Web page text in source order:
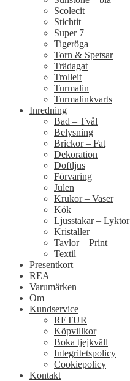
Scolecit
Stichtit
Super 7
Tigeröga
Torn & Spetsar
Trädagat
Trolleit
Turmalin
Turmalinkvarts
Inredning
Bad – Tvål
Belysning
Brickor – Fat
Dekoration
Doftljus
Förvaring
Julen
Krukor – Vaser
Kök
Ljusstakar – Lyktor
Kristaller
Tavlor – Print
Textil
Presentkort
REA
Varumärken
Om
Kundservice
RETUR
Köpvillkor
Boka tjejkväll
Integritetspolicy
Cookiepolicy
Kontakt